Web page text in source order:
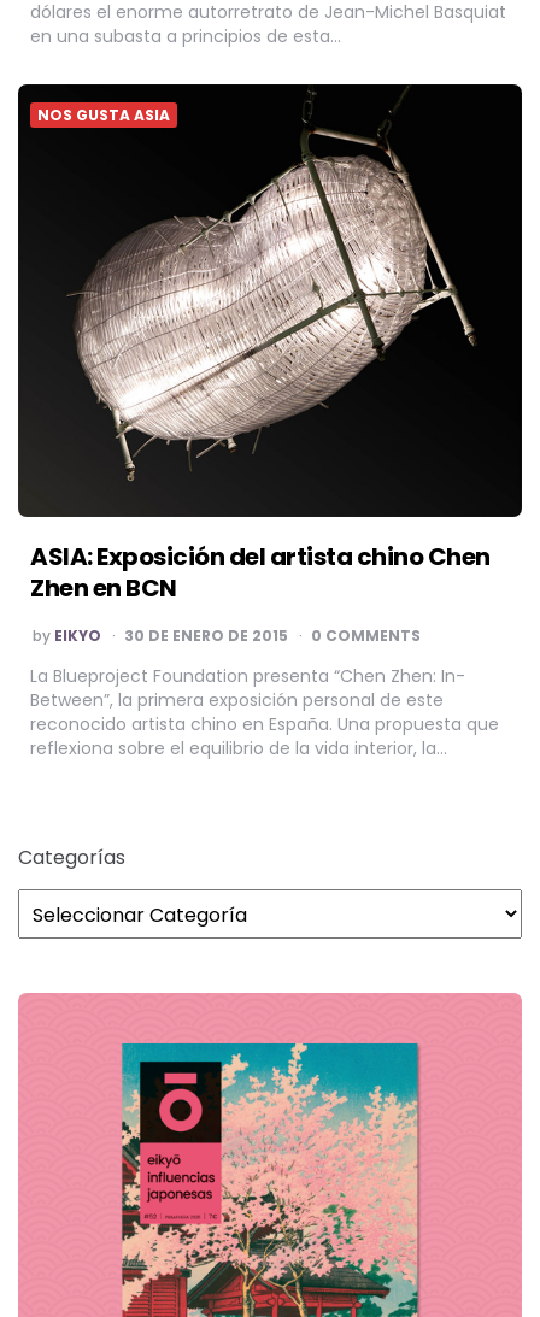
dólares el enorme autorretrato de Jean-Michel Basquiat
en una subasta a principios de esta…
NOS GUSTA ASIA
ASIA: Exposición del artista chino Chen
Zhen en BCN
POSTED
BY
by EIKYO 30 DE ENERO DE 2015 0 COMMENTS
La Blueproject Foundation presenta “Chen Zhen: In-
Between”, la primera exposición personal de este
reconocido artista chino en España. Una propuesta que
reflexiona sobre el equilibrio de la vida interior, la…
Categorías